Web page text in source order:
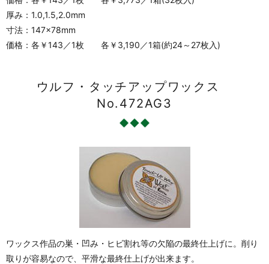
厚み：1.0,1.5,2.0mm
寸法：147×78mm
価格：各￥143／1枚 各￥3,190／1箱(約24～27枚入)
ウルフ・タッチアップワックス
No.472AG3
ワックス作品の巣・凹み・ヒビ割れ等の欠陥の最終仕上げに。削り
取りが容易なので、平滑な最終仕上げが出来ます。